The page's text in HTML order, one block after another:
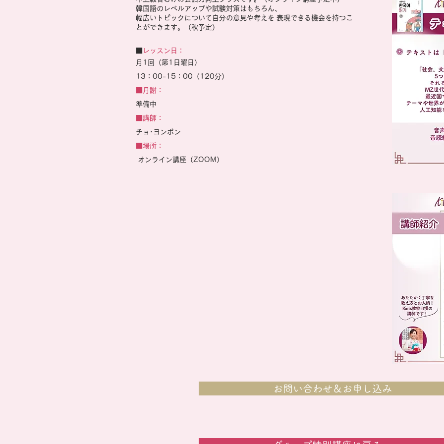
韓国語のレベルアップや試験対策はもちろん、
幅広いトピックについて自分の意見や考えを 表現できる機会を持つこ
とができます。（秋予定）
■レッスン日：
月1
回（第1日曜日）
13：00-15：00（120分）
■月謝：
準備中
■講師：
​チョ･ヨンボン
■場所：
オンライン講座（ZOOM）
お問い合わせ＆お申し込み